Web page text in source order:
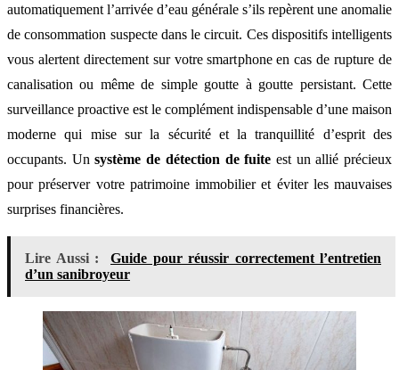
automatiquement l’arrivée d’eau générale s’ils repèrent une anomalie
de consommation suspecte dans le circuit. Ces dispositifs intelligents
vous alertent directement sur votre smartphone en cas de rupture de
canalisation ou même de simple goutte à goutte persistant. Cette
surveillance proactive est le complément indispensable d’une maison
moderne qui mise sur la sécurité et la tranquillité d’esprit des
occupants. Unsystème de détection de fuite est un allié précieux
pour préserver votre patrimoine immobilier et éviter les mauvaises
surprises financières.
Lire Aussi :
Guide pour réussir correctement l’entretien
d’un sanibroyeur